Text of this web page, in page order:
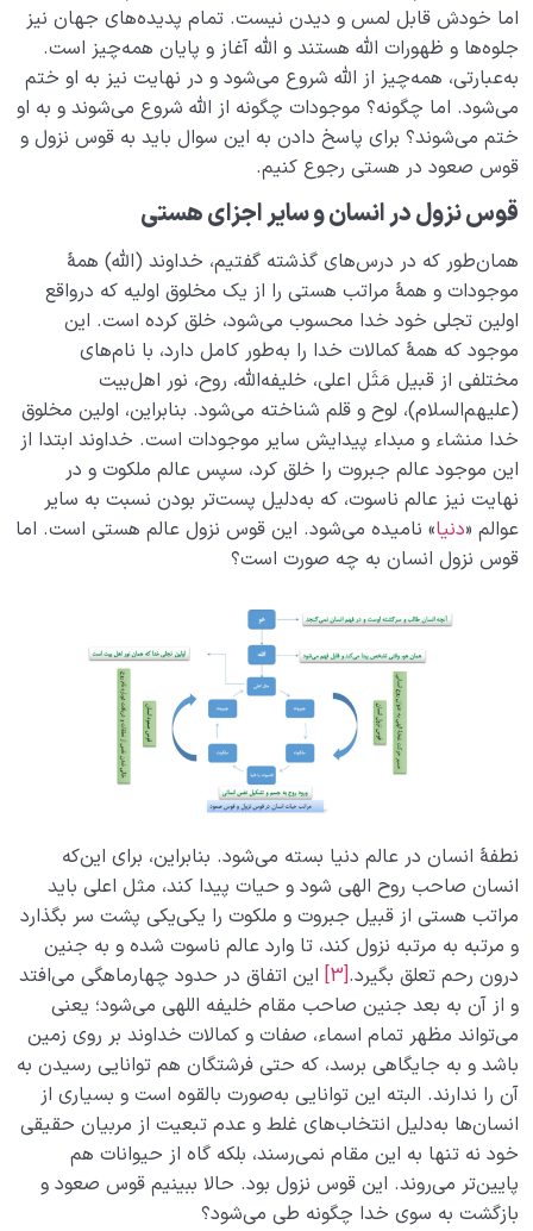
اما خودش قابل لمس و دیدن نیست. تمام پدیده‌های جهان نیز
جلوه‌ها و ظهورات الله هستند و الله آغاز و پایان همه‌چیز است.
به‌عبارتی، همه‌چیز از الله شروع می‌شود و در نهایت نیز به او ختم
می‌شود. اما چگونه؟ موجودات چگونه از الله شروع می‌شوند و به او
ختم می‌شوند؟ برای پاسخ دادن به این سوال باید به قوس نزول و
قوس صعود در هستی رجوع کنیم.
قوس نزول در انسان و سایر اجزای هستی
همان‌طور که در درس‌های گذشته گفتیم، خداوند (الله) همۀ
موجودات و همۀ مراتب هستی را از یک مخلوق اولیه که درواقع
اولین تجلی خود خدا محسوب می‌شود، خلق کرده است. این
موجود که همۀ کمالات خدا را به‌طور کامل دارد، با نام‌های
مختلفی از قبیل مَثَل اعلی، خلیفه‌الله، روح، نور اهل‌بیت
(علیهم‌السلام)، لوح و قلم شناخته می‌شود. بنابراین، اولین مخلوق
خدا منشاء و مبداء پیدایش سایر موجودات است. خداوند ابتدا از
این موجود عالم جبروت را خلق کرد، سپس عالم ملکوت و در
نهایت نیز عالم ناسوت، که به‌دلیل پست‌تر بودن نسبت به سایر
عوالم «دنیا» نامیده می‌شود. این قوس نزول عالم هستی است. اما
قوس نزول انسان به چه صورت است؟
نطفۀ انسان در عالم دنیا بسته می‌شود. بنابراین، برای این‌که
انسان صاحب روح الهی شود و حیات پیدا کند، مثل اعلی باید
مراتب هستی از قبیل جبروت و ملکوت را یکی‌یکی پشت سر بگذارد
و مرتبه به مرتبه نزول کند، تا وارد عالم ناسوت شده و به جنین
درون رحم تعلق بگیرد.[3]
این اتفاق در حدود چهارماهگی می‌افتد
و از آن به بعد جنین صاحب مقام خلیفه اللهی می‌شود؛ یعنی
می‌تواند مظهر تمام اسماء، صفات و کمالات خداوند بر روی زمین
باشد و به جایگاهی برسد، که حتی فرشتگان هم توانایی رسیدن به
آن را ندارند. البته این توانایی به‌صورت بالقوه است و بسیاری از
انسان‌ها به‌دلیل انتخاب‌های غلط و عدم تبعیت از مربیان حقیقی
خود نه تنها به این مقام نمی‌رسند، بلکه گاه از حیوانات هم
پایین‌تر می‌روند. این قوس نزول بود. حالا ببینیم قوس صعود و
بازگشت به سوی خدا چگونه طی می‌شود؟